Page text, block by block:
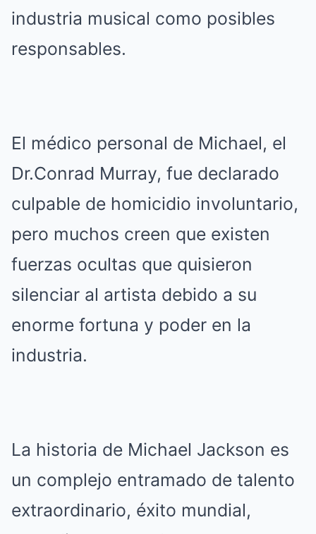
industria musical como posibles
responsables.
El médico personal de Michael, el
Dr.Conrad Murray, fue declarado
culpable de homicidio involuntario,
pero muchos creen que existen
fuerzas ocultas que quisieron
silenciar al artista debido a su
enorme fortuna y poder en la
industria.
La historia de Michael Jackson es
un complejo entramado de talento
extraordinario, éxito mundial,